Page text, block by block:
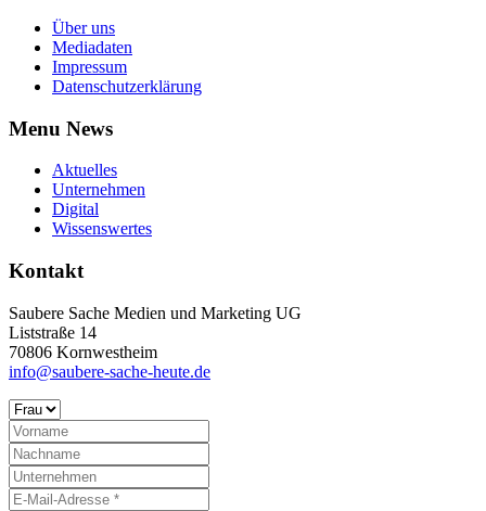
Über uns
Mediadaten
Impressum
Datenschutzerklärung
Menu News
Aktuelles
Unternehmen
Digital
Wissenswertes
Kontakt
Saubere Sache Medien und Marketing UG
Liststraße 14
70806 Kornwestheim
info@saubere-sache-heute.de